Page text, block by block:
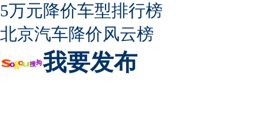
5万元降价车型排行榜
北京汽车降价风云榜
我要发布